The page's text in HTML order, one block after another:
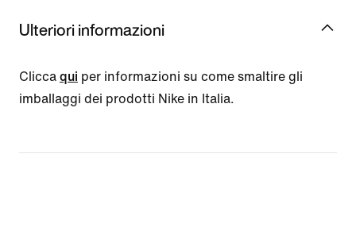
Ulteriori informazioni
Clicca qui per informazioni su come smaltire gli
imballaggi dei prodotti Nike in Italia.